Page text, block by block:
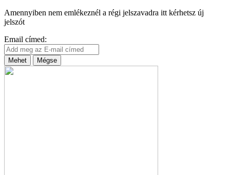
Amennyiben nem emlékeznél a régi jelszavadra itt kérhetsz új
jelszót
Email címed:
Mehet Mégse